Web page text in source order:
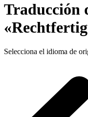
Traducción
Selecciona el idioma de